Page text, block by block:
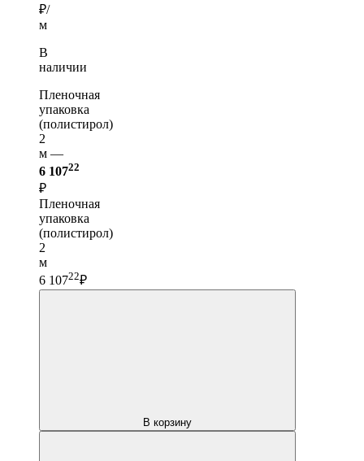
₽/
м
В
наличии
Пленочная
упаковка
(полистирол)
2
м —
6 10722
₽
Пленочная
упаковка
(полистирол)
2
м
6 10722₽
В корзину